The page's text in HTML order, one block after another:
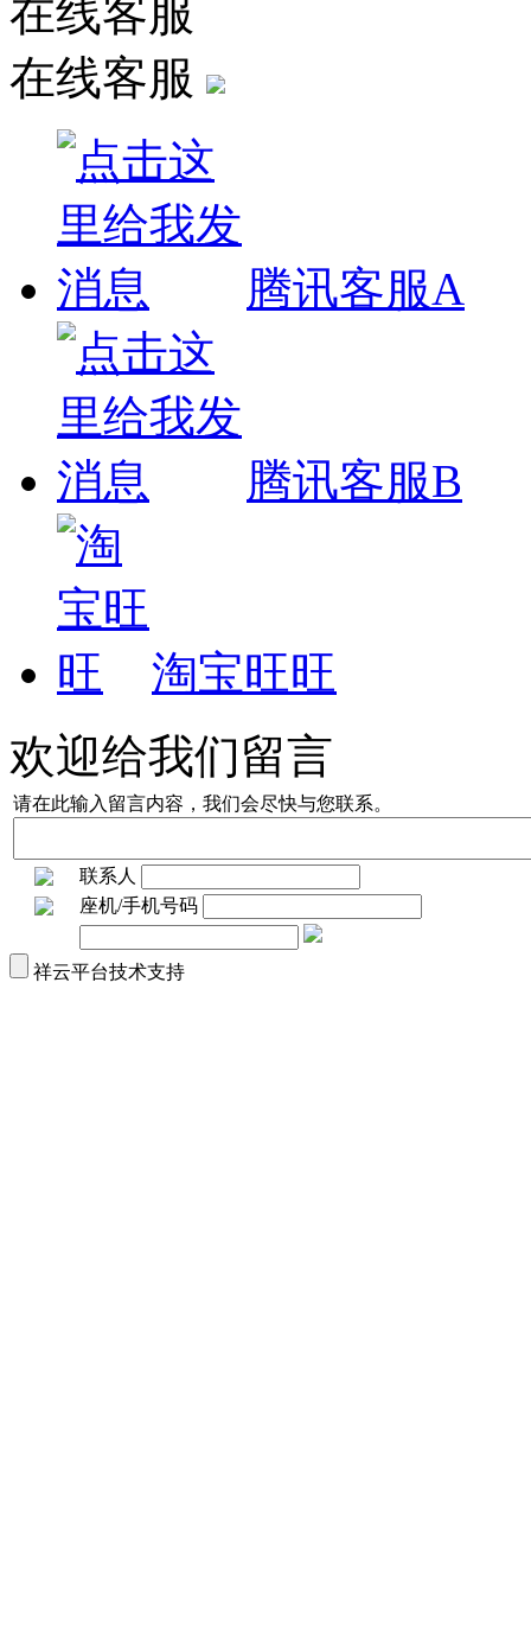
在线客服
在线客服
腾讯客服A
腾讯客服B
淘宝旺旺
欢迎给我们留言
请在此输入留言内容，我们会尽快与您联系。
联系人
座机/手机号码
祥云平台技术支持